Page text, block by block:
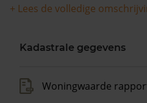
+ Lees de volledige
Kadastrale gegevens
Woningwaarde